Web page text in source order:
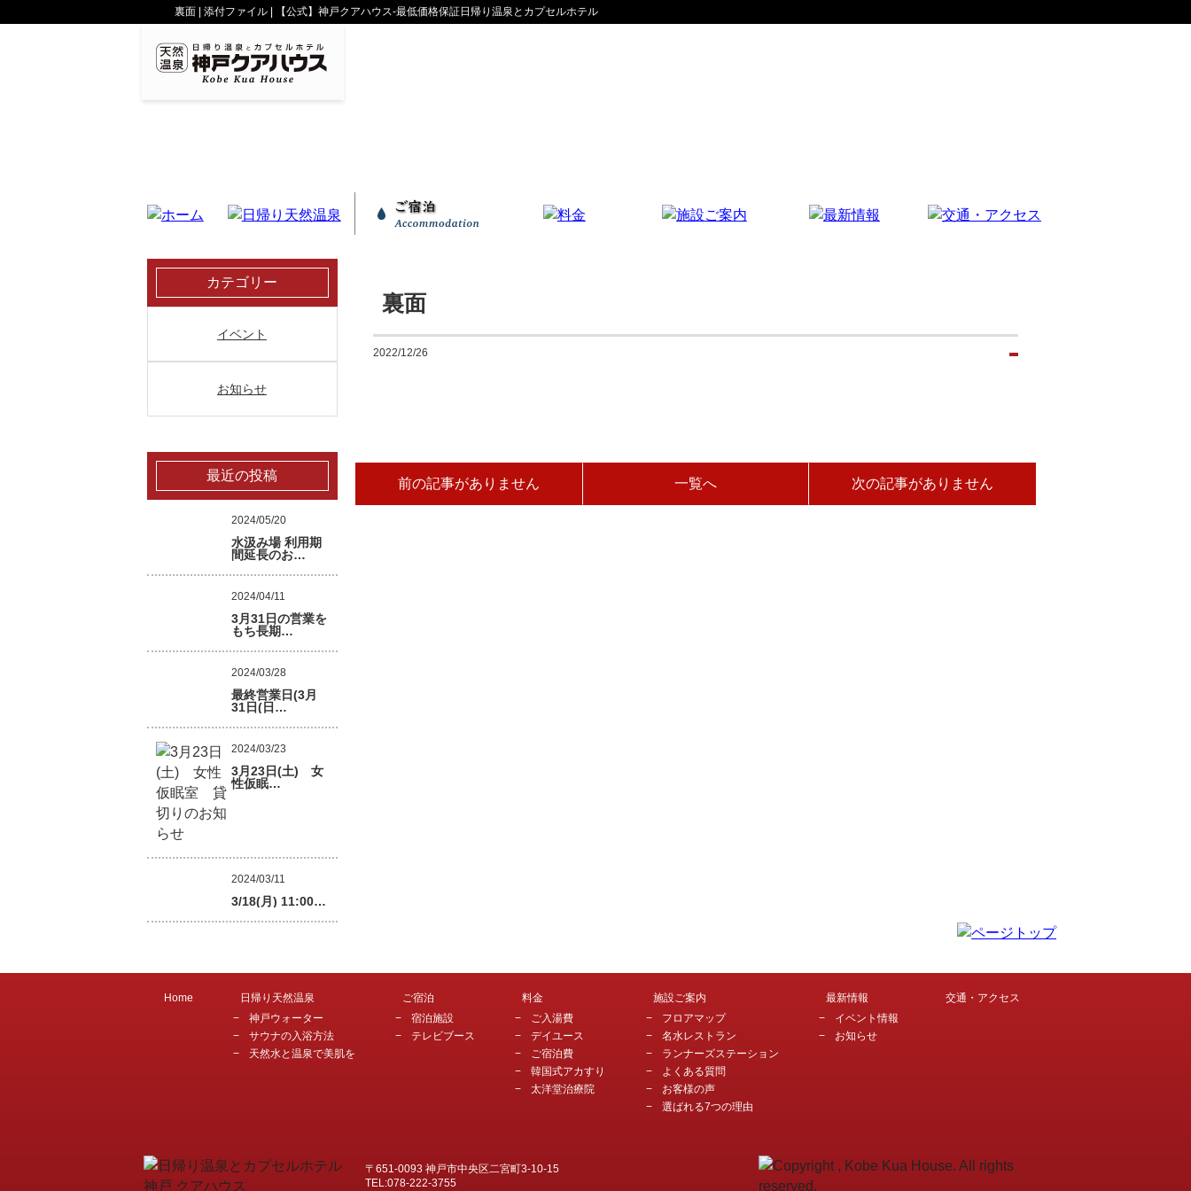
裏面 | 添付ファイル | 【公式】神戸クアハウス-最低価格保証日帰り温泉とカプセルホテル
裏面
2022/12/26
前の記事がありません 一覧へ 次の記事がありません
カテゴリー
イベント
お知らせ
最近の投稿
2024/05/20
水汲み場 利用期
間延長のお…
2024/04/11
3月31日の営業を
もち長期…
2024/03/28
最終営業日(3月
31日(日…
2024/03/23
3月23日(土) 女
性仮眠…
2024/03/11
3/18(月) 11:00…
Home
日帰り天然温泉
神戸ウォーター
サウナの入浴方法
天然水と温泉で美肌を
ご宿泊
宿泊施設
テレビブース
料金
ご入湯費
デイユース
ご宿泊費
韓国式アカすり
太洋堂治療院
施設ご案内
フロアマップ
名水レストラン
ランナーズステーション
よくある質問
お客様の声
選ばれる7つの理由
最新情報
イベント情報
お知らせ
交通・アクセス
〒651-0093 神戸市中央区二宮町3-10-15
TEL:078-222-3755